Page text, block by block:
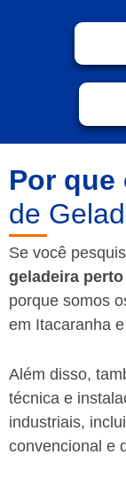
Por que
de
Se você
geladeira
porque somos
em Itacaranha
Além disso,
técnica e
industriais,
convencional e